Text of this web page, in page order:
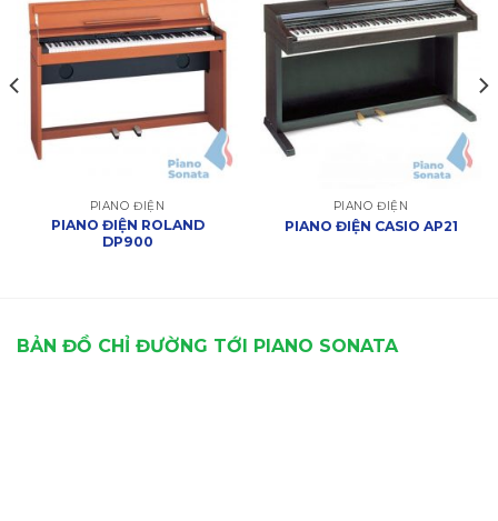
PIANO ĐIỆN
PIANO ĐIỆN ROLAND
DP900
PIANO ĐIỆN
PIANO ĐIỆN CASIO AP21
BẢN ĐỒ CHỈ ĐƯỜNG TỚI PIANO SONATA